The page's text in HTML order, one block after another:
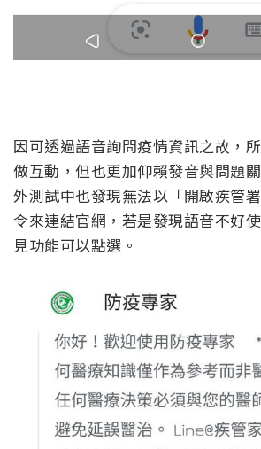
因可透過語音詢問疫情資訊之故，
做互動，但也更加仰賴發音與問題
外測試中也發現無法以「開啟疾管
令來連結官網，若是發現語音不好
見功能可以點選。